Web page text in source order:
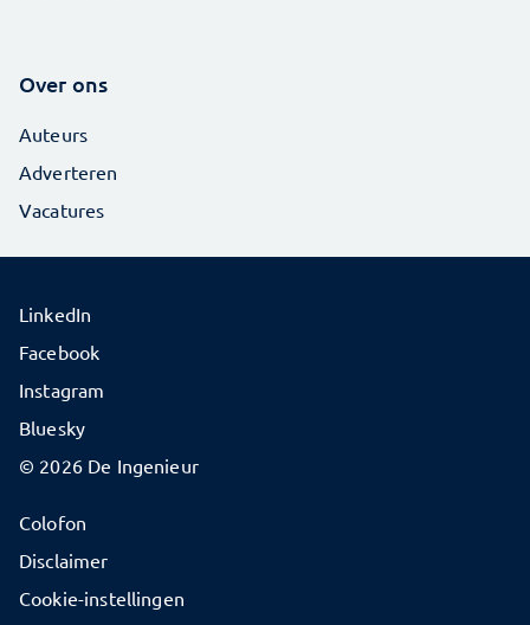
Over ons
Auteurs
Adverteren
Vacatures
© 2026 De Ingenieur
Colofon
Disclaimer
Cookie-instellingen
LinkedIn
Facebook
Instagram
Bluesky